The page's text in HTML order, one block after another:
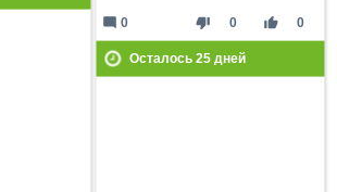
thumb_down 0 thumb_up 0
mode_comment 0
Осталось 25дней